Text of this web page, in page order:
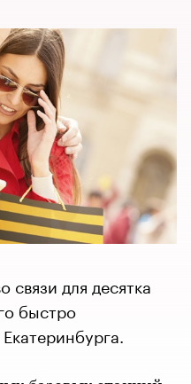
связи для десятка
быстро